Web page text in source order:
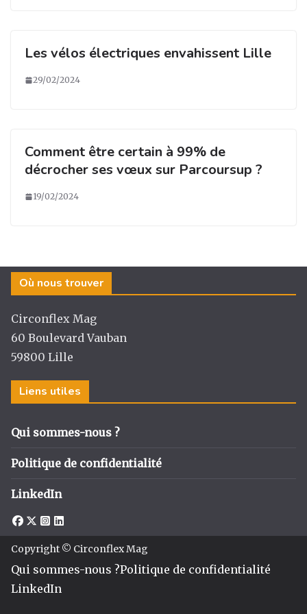
Les vélos électriques envahissent Lille
29/02/2024
Comment être certain à 99% de
décrocher ses vœux sur Parcoursup ?
19/02/2024
Où nous trouver
Circonflex Mag
60 Boulevard Vauban
59800 Lille
Liens utiles
Qui sommes-nous ?
Politique de confidentialité
LinkedIn
Copyright © Circonflex Mag
Qui sommes-nous ?Politique de confidentialité
LinkedIn